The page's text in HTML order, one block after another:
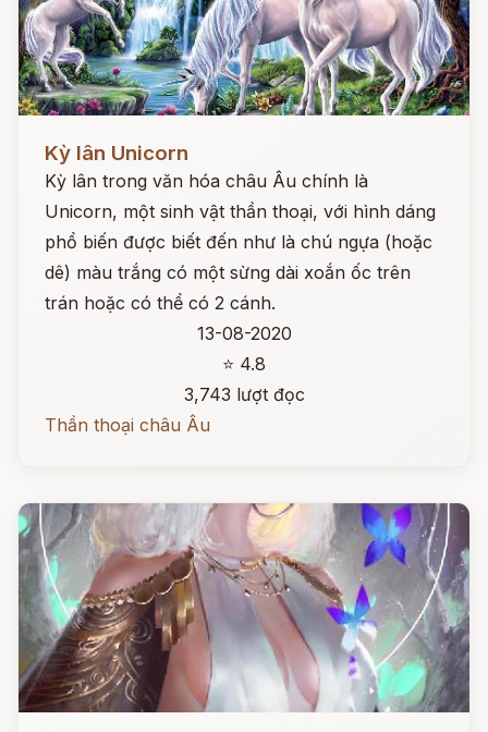
Kỳ lân Unicorn
Kỳ lân trong văn hóa châu Âu chính là
Unicorn, một sinh vật thần thoại, với hình dáng
phổ biến được biết đến như là chú ngựa (hoặc
dê) màu trắng có một sừng dài xoắn ốc trên
trán hoặc có thể có 2 cánh.
13-08-2020
⭐ 4.8
3,743 lượt đọc
Thần thoại châu Âu